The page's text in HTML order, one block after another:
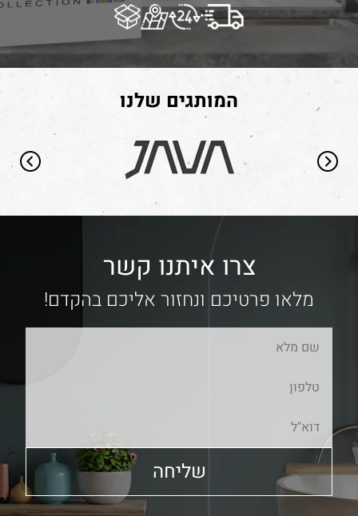
המותגים שלנו
צרו איתנו קשר
מלאו פרטיכם ונחזור אליכם בהקדם!
שליחה